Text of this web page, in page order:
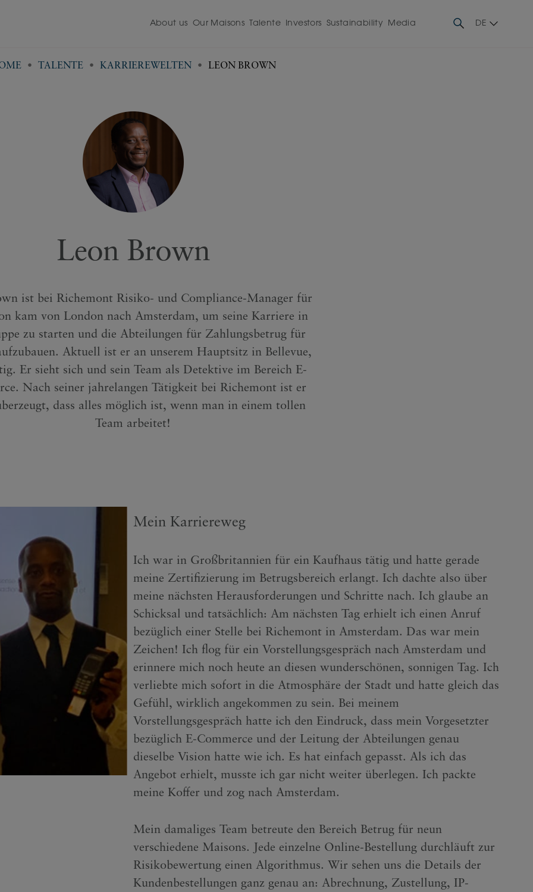
About us Our Maisons Talente Investors Sustainability Media DE
TALENTE KARRIEREWELTEN LEON BROWN
Leon Brown
ist bei Richemont Risiko- und Compliance-Manager für
kam von London nach Amsterdam, um seine Karriere in
zu starten und die Abteilungen für Zahlungsbetrug für
Aktuell ist er an unserem Hauptsitz in Bellevue,
Er sieht sich und sein Team als Detektive im Bereich E-
Nach seiner jahrelangen Tätigkeit bei Richemont ist er
dass alles möglich ist, wenn man in einem tollen
Team arbeitet!
Mein Karriereweg
Ich war in Großbritannien für ein Kaufhaus tätig und hatte gerade
meine Zertifizierung im Betrugsbereich erlangt. Ich dachte also über
meine nächsten Herausforderungen und Schritte nach. Ich glaube an
Schicksal und tatsächlich: Am nächsten Tag erhielt ich einen Anruf
bezüglich einer Stelle bei Richemont in Amsterdam. Das war mein
Zeichen! Ich flog für ein Vorstellungsgespräch nach Amsterdam und
erinnere mich noch heute an diesen wunderschönen, sonnigen Tag. Ich
verliebte mich sofort in die Atmosphäre der Stadt und hatte gleich das
Gefühl, wirklich angekommen zu sein. Bei meinem
Vorstellungsgespräch hatte ich den Eindruck, dass mein Vorgesetzter
bezüglich E-Commerce und der Leitung der Abteilungen genau
dieselbe Vision hatte wie ich. Es hat einfach gepasst. Als ich das
Angebot erhielt, musste ich gar nicht weiter überlegen. Ich packte
meine Koffer und zog nach Amsterdam.
Mein damaliges Team betreute den Bereich Betrug für neun
verschiedene Maisons. Jede einzelne Online-Bestellung durchläuft zur
Risikobewertung einen Algorithmus. Wir sehen uns die Details der
Kundenbestellungen ganz genau an: Abrechnung, Zustellung, IP-